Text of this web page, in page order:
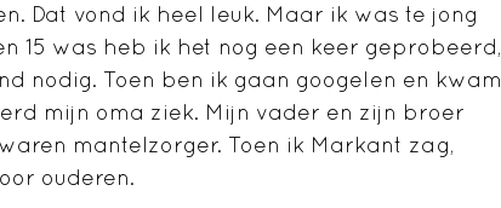
Dat vond ik heel leuk. Maar ik was te jong
15 was heb ik het nog een keer geprobeerd,
nodig. Toen ben ik gaan googelen en kwam
mijn oma ziek. Mijn vader en zijn broer
mantelzorger. Toen ik Markant zag,
ouderen.